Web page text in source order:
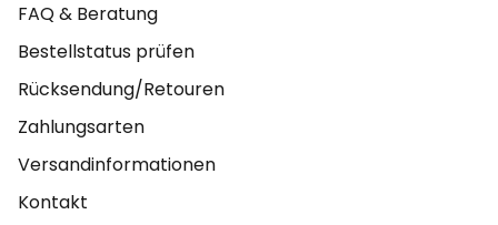
FAQ & Beratung
Bestellstatus prüfen
Rücksendung/Retouren
Zahlungsarten
Versandinformationen
Kontakt